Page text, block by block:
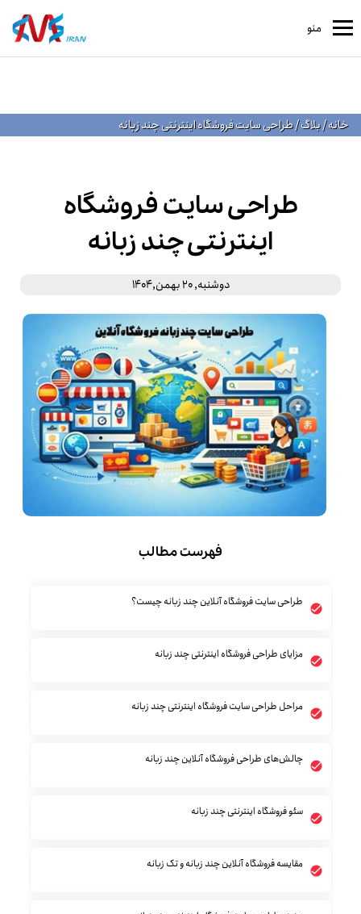
منو
خانه/بلاگ/طراحی سایت فروشگاه اینترنتی چند زبانه
طراحی سایت فروشگاه
اینترنتی چند زبانه
دوشنبه, 20 بهمن,1404
فهرست مطالب
طراحی سایت فروشگاه آنلاین چند زبانه چیست؟
مزایای طراحی فروشگاه اینترنتی چند زبانه
مراحل طراحی سایت فروشگاه اینترنتی چند زبانه
چالش‌های طراحی فروشگاه آنلاین چند زبانه
سئو فروشگاه اینترنتی چند زبانه
مقایسه فروشگاه آنلاین چند زبانه و تک زبانه